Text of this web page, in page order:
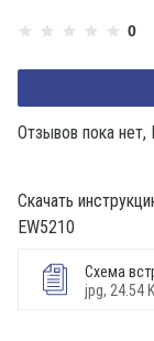
0
Отзывов пока
Скачать
EW5210
Схема
jpg, 24.54